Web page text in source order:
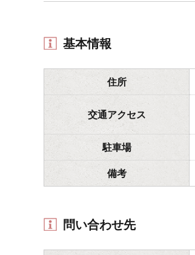
基本情報
住所
交通アクセス
駐車場
備考
問い合わせ先